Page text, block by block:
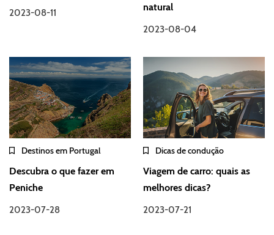
2023-08-11
natural
2023-08-04
Destinos em Portugal
Descubra o que fazer em
Peniche
2023-07-28
Dicas de condução
Viagem de carro: quais as
melhores dicas?
2023-07-21